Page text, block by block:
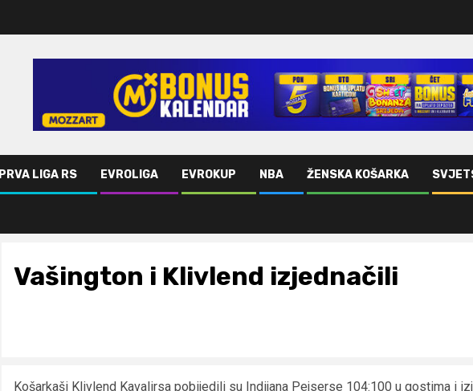
PRVA LIGA RS EVROLIGA EVROKUP NBA ŽENSKA KOŠARKA
Vašington i Klivlend izjednačili
Košarkaši Klivlend Kavalirsa pobijedili su Indijana Pejserse 104:100 u gostima i